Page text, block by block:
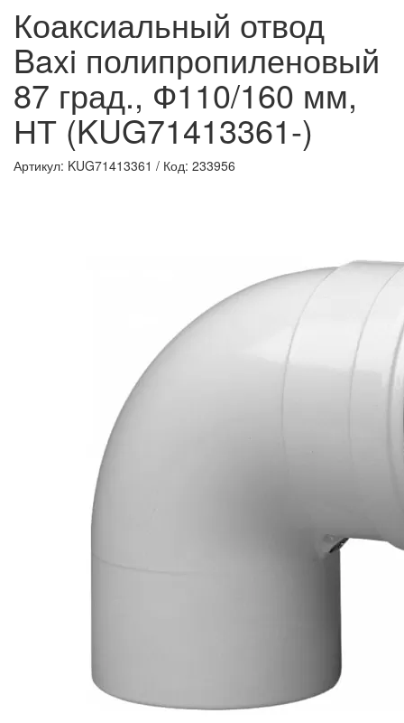
Коаксиальный отвод
Baxi полипропиленовый
87 град., Ф110/160 мм,
НТ (KUG71413361-)
Артикул: KUG71413361 / Код: 233956